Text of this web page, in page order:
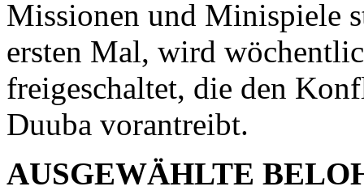
Missionen und Minispiele
ersten Mal, wird
freigeschaltet, die den
Duuba vorantreibt.
AUSGEWÄHLTE